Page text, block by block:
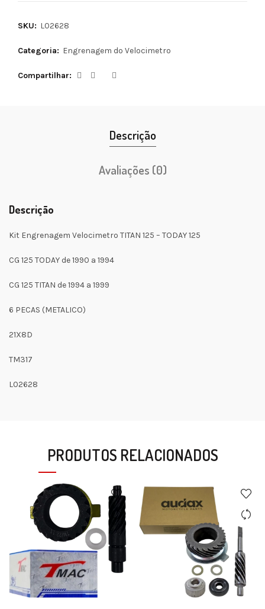
SKU: L02628
Categoria: Engrenagem do Velocimetro
Compartilhar
Descrição
Avaliações (0)
Descrição
Kit Engrenagem Velocimetro TITAN 125 – TODAY 125
CG 125 TODAY de 1990 a 1994
CG 125 TITAN de 1994 a 1999
6 PECAS (METALICO)
21X8D
TM317
L02628
PRODUTOS RELACIONADOS